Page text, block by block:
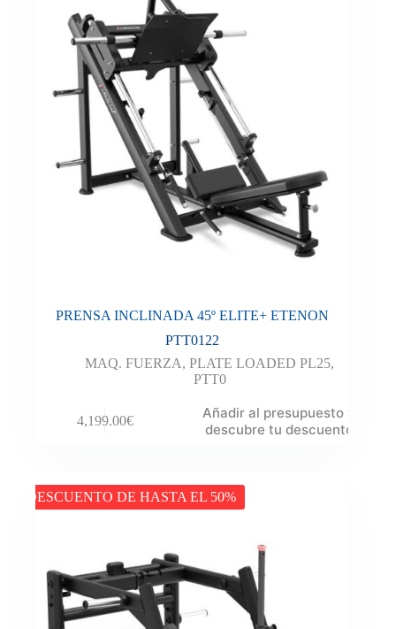
PRENSA INCLINADA 45º ELITE+ ETENON
PTT0122
MAQ. FUERZA,PLATE LOADED PL25,
PTT0
4,199.00€
Añadir al presupuesto y
descubre tu descuento
DESCUENTO DE HASTA EL 50%